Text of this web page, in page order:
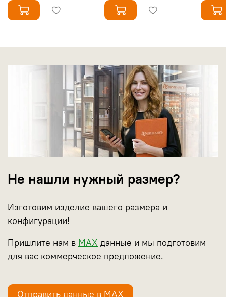
Не нашли нужный размер?
Изготовим изделие вашего размера и
конфигурации!
Пришлите нам в МАХ данные и мы подготовим
для вас коммерческое предложение.
Отправить данные в МАХ